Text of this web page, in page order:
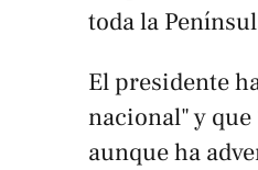
toda la
El presidente
nacional" y que
aunque ha